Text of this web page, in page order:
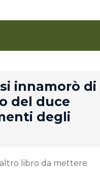
innamorò di
del duce
degli
libro da mettere